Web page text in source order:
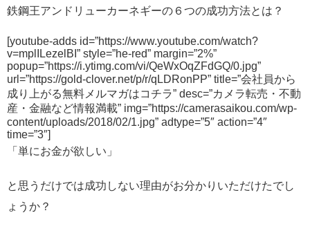
鉄鋼王アンドリューカーネギーの６つの成功方法とは？
[youtube-adds id=”https://www.youtube.com/watch?
v=mplILezelBI” style=”he-red” margin=”2%”
popup=”https://i.ytimg.com/vi/QeWxOqZFdGQ/0.jpg”
url=”https://gold-clover.net/p/r/qLDRonPP” title=”会社員から
成り上がる無料メルマガはコチラ” desc=”カメラ転売・不動
産・金融など情報満載” img=”https://camerasaikou.com/wp-
content/uploads/2018/02/1.jpg” adtype=”5″ action=”4″
time=”3″]
「単にお金が欲しい」
と思うだけでは成功しない理由がお分かりいただけたでし
ょうか？